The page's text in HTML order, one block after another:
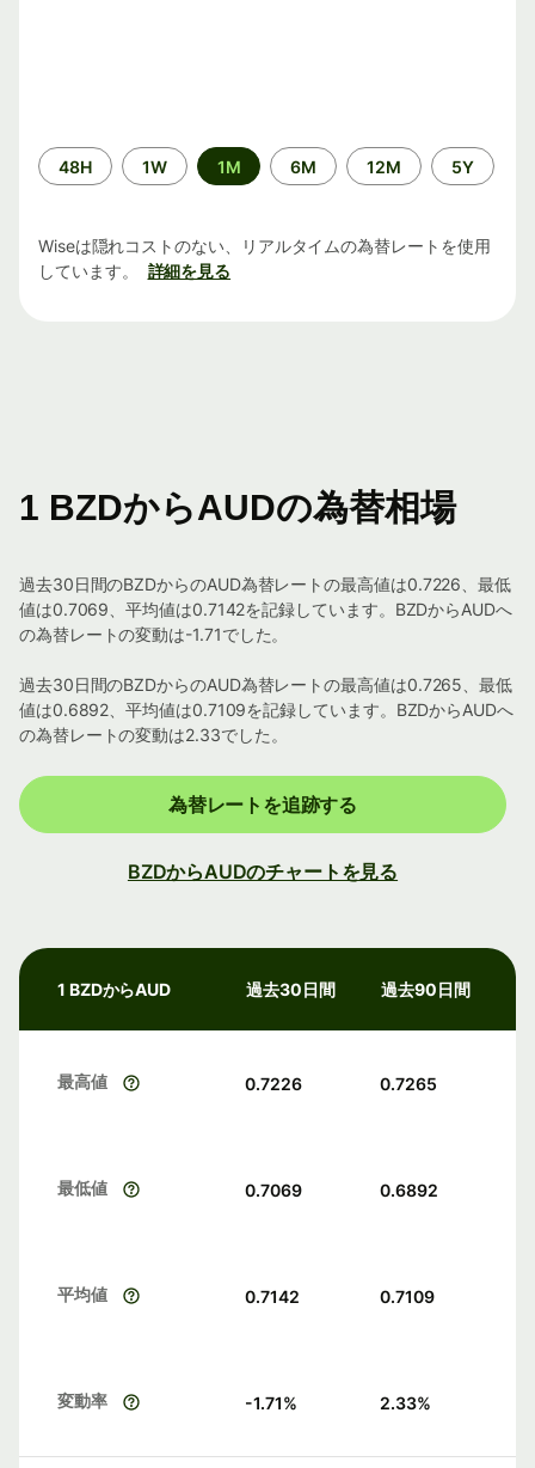
期
間
48H 1W 1M 6M 12M 5Y
Wiseは隠れコストのない、リアルタイムの為替レートを使用
しています。
詳細を見る
1 BZDからAUDの為替相場
過去30日間のBZDからのAUD為替レートの最高値は0.7226、最低
値は0.7069、平均値は0.7142を記録しています。BZDからAUDへ
の為替レートの変動は-1.71でした。
過去30日間のBZDからのAUD為替レートの最高値は0.7265、最低
値は0.6892、平均値は0.7109を記録しています。BZDからAUDへ
の為替レートの変動は2.33でした。
為替レートを追跡する
BZDからAUDのチャートを見る
1 BZDからAUD 過去30日間 過去90日間
最高値 0.7226 0.7265
最低値 0.7069 0.6892
平均値 0.7142 0.7109
変動率 -1.71% 2.33%